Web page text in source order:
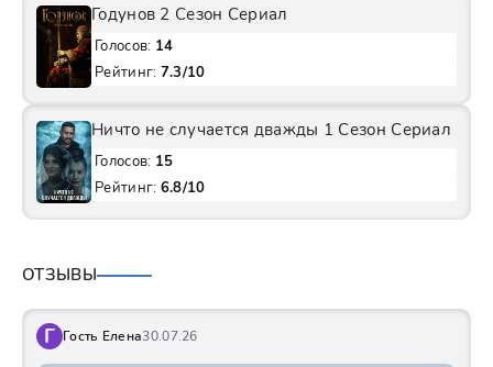
Годунов 2 Сезон Сериал
Голосов: 14
Рейтинг: 7.3/10
Ничто не случается дважды 1 Сезон Сериал
Голосов: 15
Рейтинг: 6.8/10
ОТЗЫВЫ
Г Гость Елена30.07.26